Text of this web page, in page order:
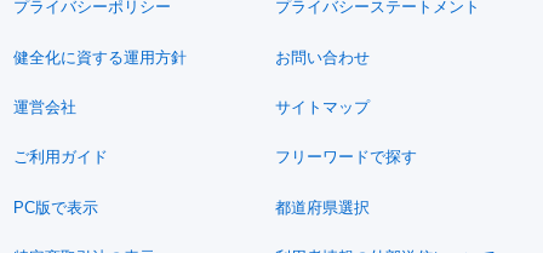
プライバシーポリシー プライバシーステートメント
健全化に資する運用方針 お問い合わせ
運営会社 サイトマップ
ご利用ガイド フリーワードで探す
PC版で表示 都道府県選択